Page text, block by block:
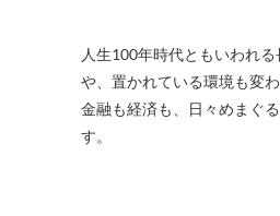
人生100年時代ともいわれ
や、置かれている環境も変わ
金融も経済も、日々めまぐ
す。